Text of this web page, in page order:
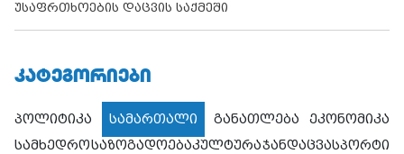
უსაფრთხოების დაცვის საქმეში
ᲙᲐᲢᲔᲒᲝᲠᲘᲔᲑᲘ
პოლიტიკა სამართალი განათლება
ეკონომიკა
სამხედროსაზოგადოებაკულტურაჯანდაცვასპორტი